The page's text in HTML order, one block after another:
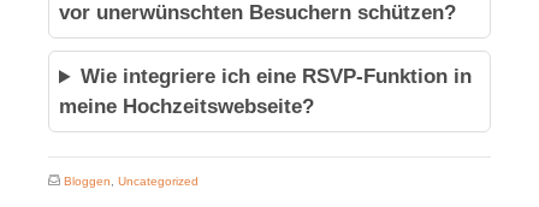
vor unerwünschten Besuchern schützen?
Wie integriere ich eine RSVP-Funktion in
meine Hochzeitswebseite?
Bloggen, Uncategorized